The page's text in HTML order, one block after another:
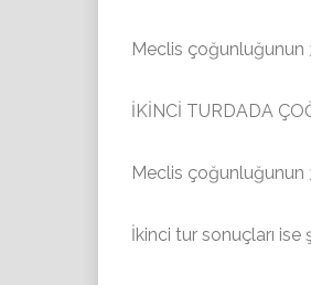
Meclis çoğunluğunun
İKİNCİ TURDADA
Meclis çoğunluğunun
İkinci tur sonuçları ise